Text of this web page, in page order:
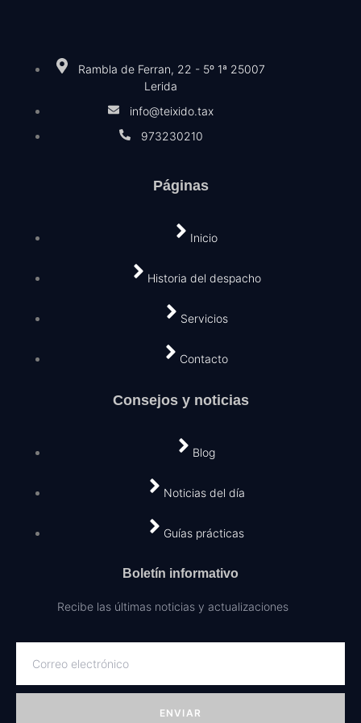
Rambla de Ferran, 22 - 5º 1ª 25007
Lerida
info@teixido.tax
973230210
Páginas
Inicio
Historia del despacho
Servicios
Contacto
Consejos y noticias
Blog
Noticias del día
Guías prácticas
Boletín informativo
Recibe las últimas noticias y actualizaciones
ENVIAR